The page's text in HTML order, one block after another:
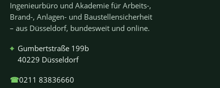
Ingenieurbüro und Akademie für Arbeits-,
Brand-, Anlagen- und Baustellensicherheit
– aus Düsseldorf, bundesweit und online.
⌖ Gumbertstraße 199b
40229 Düsseldorf
☎0211 83836660